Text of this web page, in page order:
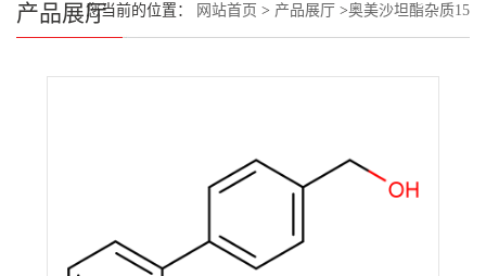
产品展厅您当前的位置： 网站首页 > 产品展厅 >奥美沙坦酯杂质15